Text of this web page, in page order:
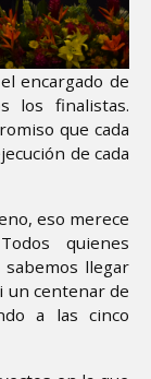
encargado de
los finalistas.
que cada
de cada
eso merece
quienes
llegar
un centenar de
a las cinco